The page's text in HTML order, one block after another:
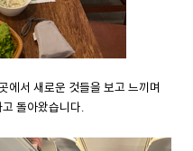
에서 새로운 것들을 보고 느끼며
돌아왔습니다.